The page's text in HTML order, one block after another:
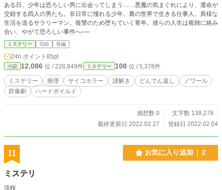
ある日、少年は恐ろしい男に出会ってしまう……悪魔の気まぐれにより、運命が
交錯する四人の男たち。非日常に憧れる少年。裏の世界で生きる仕事人。異様な
生活を送るサラリーマン。復讐のため堕ちていく青年。彼らの人生は複雑に絡み
合い、やがて恐ろしい事件へ──
ミステリー 完結 長編
24h.ポイント 85pt
小説 12,086 位 / 228,849件 ミステリー 108 位 / 5,378件
ミステリー 推理 サイコホラー 謎解き どんでん返し
ノワール
群像劇
ハードボイルド
感想数 0
文字数 138,278
最終更新日 2022.02.27
登録日 2022.02.04
11 お気に入り追加 2
ミステリ
流桜